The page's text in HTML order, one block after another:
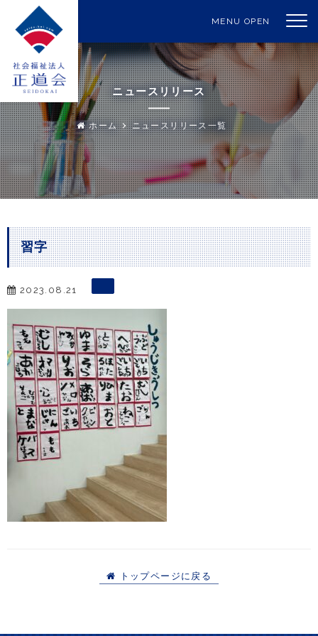
MENU OPEN
ニュースリリース
ホーム ニュースリリース一覧
習字
2023.08.21
トップページに戻る